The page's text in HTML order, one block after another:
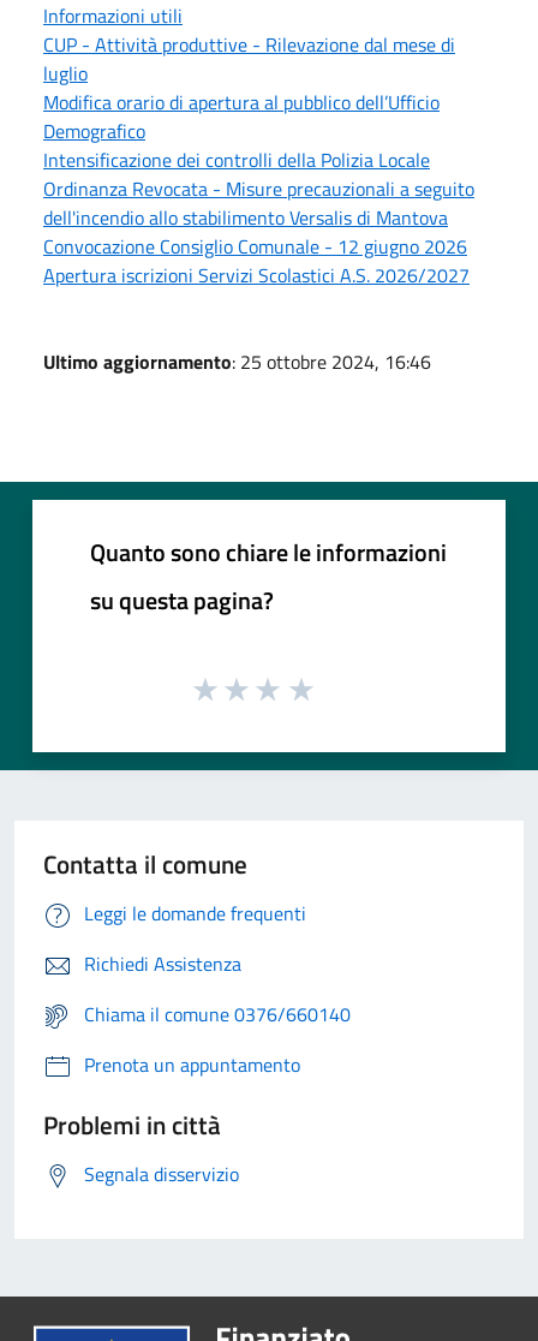
Informazioni utili
CUP - Attività produttive - Rilevazione dal mese di
luglio
Modifica orario di apertura al pubblico dell’Ufficio
Demografico
Intensificazione dei controlli della Polizia Locale
Ordinanza Revocata - Misure precauzionali a seguito
dell'incendio allo stabilimento Versalis di Mantova
Convocazione Consiglio Comunale - 12 giugno 2026
Apertura iscrizioni Servizi Scolastici A.S. 2026/2027
Ultimo aggiornamento: 25 ottobre 2024, 16:46
Quanto sono chiare le informazioni
su questa pagina?
Contatta il comune
Leggi le domande frequenti
Richiedi Assistenza
Chiama il comune 0376/660140
Prenota un appuntamento
Problemi in città
Segnala disservizio